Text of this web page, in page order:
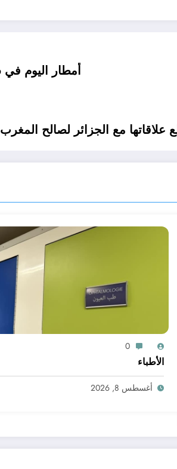
أمطار اليوم في 16 ولاية جزائرية
مع الجزائر لصالح المغرب
0
الأطباء
أغسطس 8, 2026